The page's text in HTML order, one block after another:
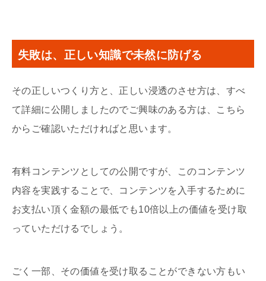
失敗は、正しい知識で未然に防げる
その正しいつくり方と、正しい浸透のさせ方は、すべ
て詳細に公開しましたのでご興味のある方は、こちら
からご確認いただければと思います。
有料コンテンツとしての公開ですが、このコンテンツ
内容を実践することで、コンテンツを入手するために
お支払い頂く金額の最低でも10倍以上の価値を受け取
っていただけるでしょう。
ごく一部、その価値を受け取ることができない方もい